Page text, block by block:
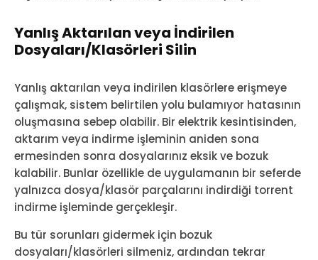
Yanlış Aktarılan veya İndirilen
Dosyaları/Klasörleri Silin
Yanlış aktarılan veya indirilen klasörlere erişmeye
çalışmak, sistem belirtilen yolu bulamıyor hatasının
oluşmasına sebep olabilir. Bir elektrik kesintisinden,
aktarım veya indirme işleminin aniden sona
ermesinden sonra dosyalarınız eksik ve bozuk
kalabilir. Bunlar özellikle de uygulamanın bir seferde
yalnızca dosya/klasör parçalarını indirdiği torrent
indirme işleminde gerçekleşir.
Bu tür sorunları gidermek için bozuk
dosyaları/klasörleri silmeniz, ardından tekrar